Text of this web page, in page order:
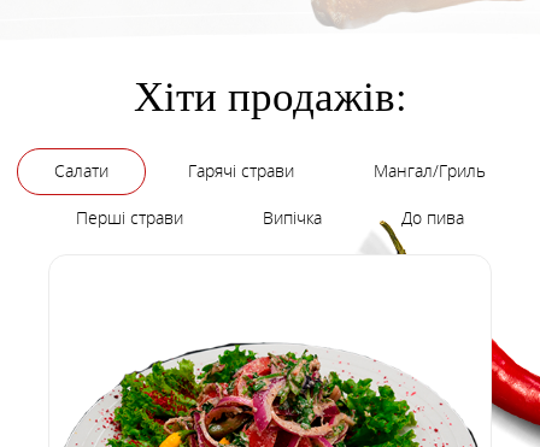
Хіти продажів:
Салати Гарячі страви Мангал/Гриль
Перші страви Випічка До пива